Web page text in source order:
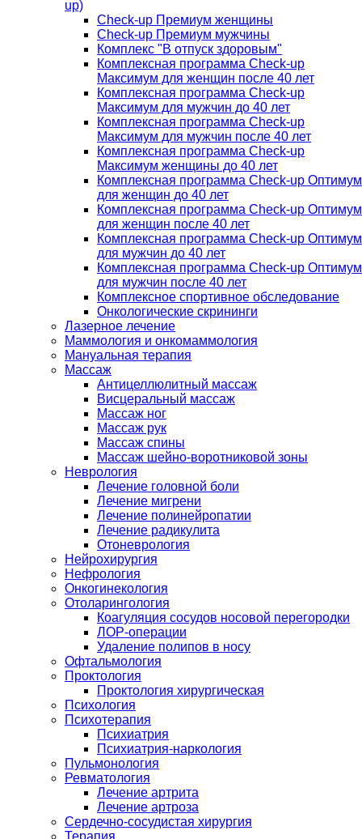
up)
Check-up Премиум женщины
Check-up Премиум мужчины
Комплекс "В отпуск здоровым"
Комплексная программа Check-up
Максимум для женщин после 40 лет
Комплексная программа Check-up
Максимум для мужчин до 40 лет
Комплексная программа Check-up
Максимум для мужчин после 40 лет
Комплексная программа Check-up
Максимум женщины до 40 лет
Комплексная программа Check-up Оптимум
для женщин до 40 лет
Комплексная программа Check-up Оптимум
для женщин после 40 лет
Комплексная программа Check-up Оптимум
для мужчин до 40 лет
Комплексная программа Check-up Оптимум
для мужчин после 40 лет
Комплексное спортивное обследование
Онкологические скрининги
Лазерное лечение
Маммология и онкомаммология
Мануальная терапия
Массаж
Антицеллюлитный массаж
Висцеральный массаж
Массаж ног
Массаж рук
Массаж спины
Массаж шейно-воротниковой зоны
Неврология
Лечение головной боли
Лечение мигрени
Лечение полинейропатии
Лечение радикулита
Отоневрология
Нейрохирургия
Нефрология
Онкогинекология
Отоларингология
Коагуляция сосудов носовой перегородки
ЛОР-операции
Удаление полипов в носу
Офтальмология
Проктология
Проктология хирургическая
Психология
Психотерапия
Психиатрия
Психиатрия-наркология
Пульмонология
Ревматология
Лечение артрита
Лечение артроза
Сердечно-сосудистая хирургия